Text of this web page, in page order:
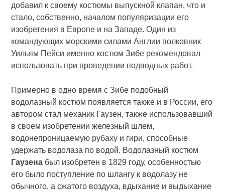
добавил к своему костюмы выпускной клапан, что и
стало, собственно, началом популяризации его
изобретения в Европе и на Западе. Один из
командующих морскими силами Англии полковник
Уильям Пейси именно костюм Зибе рекомендовал
использовать при проведении подводных работ.
Примерно в одно время с Зибе подобный
водолазный костюм появляется также и в России, его
автором стал механик Гаузен, также использовавший
в своем изобретении железный шлем,
водонепроницаемую рубаху и гири, способные
удержать водолаза по водой. Водолазный костюм
Гаузена был изобретен в 1829 году, особенностью
его было поступление по шлангу к водолазу не
обычного, а сжатого воздуха, вдыхание и выдыхание